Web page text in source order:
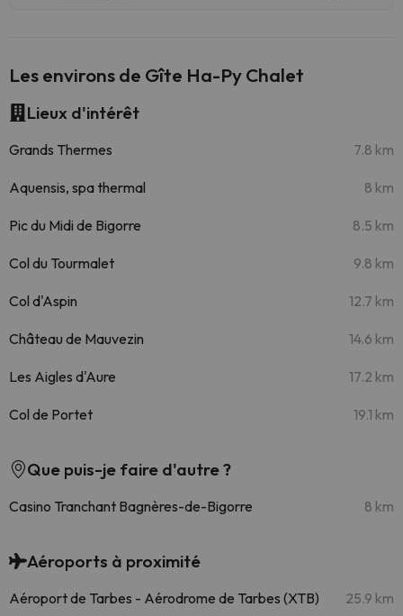
Les environs de Gîte Ha-Py Chalet
Lieux d'intérêt
Grands Thermes 7.8 km
Aquensis, spa thermal 8 km
Pic du Midi de Bigorre 8.5 km
Col du Tourmalet 9.8 km
Col d'Aspin 12.7 km
Château de Mauvezin 14.6 km
Les Aigles d'Aure 17.2 km
Col de Portet 19.1 km
Que puis-je faire d'autre ?
Casino Tranchant Bagnères-de-Bigorre 8 km
Aéroports à proximité
Aéroport de Tarbes - Aérodrome de Tarbes (XTB) 25.9 km